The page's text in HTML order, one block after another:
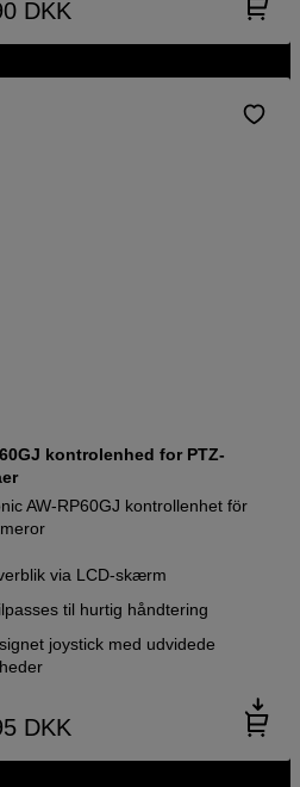
DKK
kontrolenhed for PTZ-
AW-RP60GJ kontrollenhet för
via LCD-skærm
til hurtig håndtering
joystick med udvidede
DKK